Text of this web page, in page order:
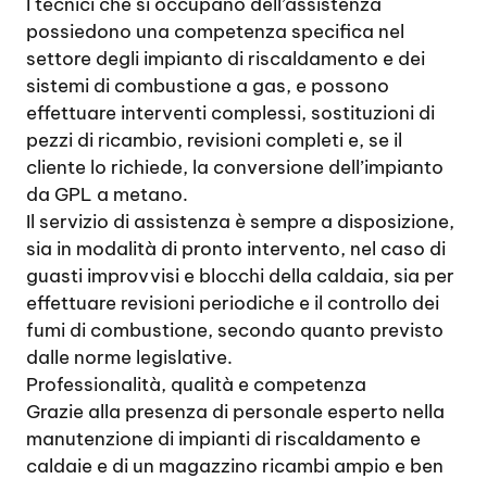
possiedono una competenza specifica nel
settore degli impianto di riscaldamento e dei
sistemi di combustione a gas, e possono
effettuare interventi complessi, sostituzioni di
pezzi di ricambio, revisioni completi e, se il
cliente lo richiede, la conversione dell’impianto
da GPL a metano.
Il servizio di assistenza è sempre a disposizione,
sia in modalità di pronto intervento, nel caso di
guasti improvvisi e blocchi della caldaia, sia per
effettuare revisioni periodiche e il controllo dei
fumi di combustione, secondo quanto previsto
dalle norme legislative.
Professionalità, qualità e competenza
Grazie alla presenza di personale esperto nella
manutenzione di impianti di riscaldamento e
caldaie e di un magazzino ricambi ampio e ben